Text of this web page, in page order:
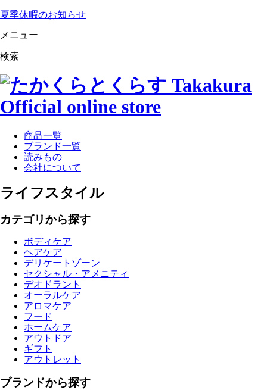
夏季休暇のお知らせ
メニュー
検索
商品一覧
ブランド一覧
読みもの
会社について
ライフスタイル
カテゴリから探す
ボディケア
ヘアケア
デリケートゾーン
セクシャル・アメニティ
デオドラント
オーラルケア
アロマケア
フード
ホームケア
アウトドア
ギフト
アウトレット
ブランドから探す